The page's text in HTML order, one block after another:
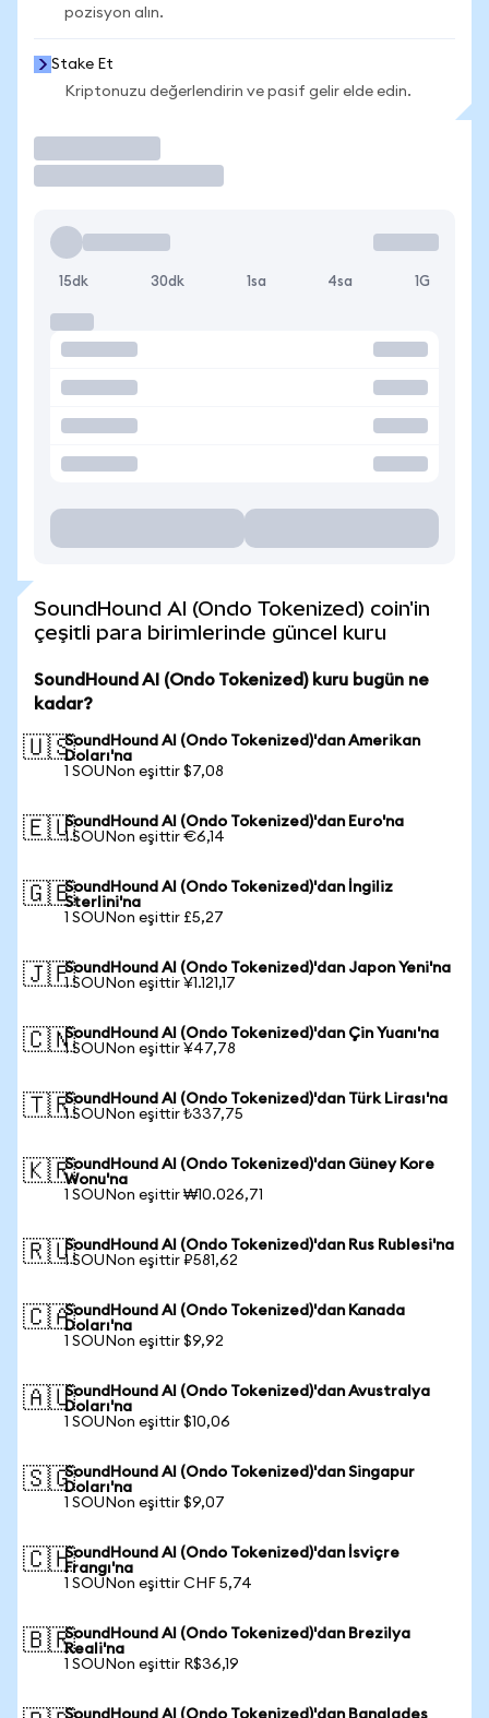
pozisyon alın.
Stake Et
Kriptonuzu değerlendirin ve pasif gelir elde edin.
15dk 30dk 1sa 4sa 1G
SoundHound AI (Ondo Tokenized) coin'in
çeşitli para birimlerinde güncel kuru
SoundHound AI (Ondo Tokenized) kuru bugün ne
kadar?
🇺🇸SoundHound AI (Ondo Tokenized)'dan Amerikan
Doları'na
1 SOUNon eşittir $7,08
🇪🇺SoundHound AI (Ondo Tokenized)'dan Euro'na
1 SOUNon eşittir €6,14
🇬🇧SoundHound AI (Ondo Tokenized)'dan İngiliz
Sterlini'na
1 SOUNon eşittir £5,27
🇯🇵SoundHound AI (Ondo Tokenized)'dan Japon Yeni'na
1 SOUNon eşittir ¥1.121,17
🇨🇳SoundHound AI (Ondo Tokenized)'dan Çin Yuanı'na
1 SOUNon eşittir ¥47,78
🇹🇷SoundHound AI (Ondo Tokenized)'dan Türk Lirası'na
1 SOUNon eşittir ₺337,75
🇰🇷SoundHound AI (Ondo Tokenized)'dan Güney Kore
Wonu'na
1 SOUNon eşittir ₩10.026,71
🇷🇺SoundHound AI (Ondo Tokenized)'dan Rus Rublesi'na
1 SOUNon eşittir ₽581,62
🇨🇦SoundHound AI (Ondo Tokenized)'dan Kanada
Doları'na
1 SOUNon eşittir $9,92
🇦🇺SoundHound AI (Ondo Tokenized)'dan Avustralya
Doları'na
1 SOUNon eşittir $10,06
🇸🇬SoundHound AI (Ondo Tokenized)'dan Singapur
Doları'na
1 SOUNon eşittir $9,07
🇨🇭SoundHound AI (Ondo Tokenized)'dan İsviçre
Frangı'na
1 SOUNon eşittir CHF 5,74
🇧🇷SoundHound AI (Ondo Tokenized)'dan Brezilya
Reali'na
1 SOUNon eşittir R$36,19
SoundHound AI (Ondo Tokenized)'dan Bangladeş